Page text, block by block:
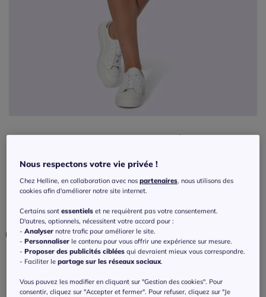
Jupe en jean avec poches arrière et ourlet
Couleur :bleu blanchi
Taille :
Veuillez sélectionner une taille
Nous respectons votre vie privée !
Chez Helline, en collaboration avec nospartenaires, nous utilisons des
cookies afin d'améliorer notre site internet.
Certains sontessentiels et ne requièrent pas votre consentement.
D'autres, optionnels, nécessitent votre accord pour :
-Analyser notre trafic pour améliorer le site.
-Personnaliser le contenu pour vous offrir une expérience sur mesure.
-Proposer des publicités ciblées qui devraient mieux vous correspondre.
- Faciliter lepartage sur les réseaux sociaux.
Vous pouvez les modifier en cliquant sur "Gestion des cookies". Pour
consentir, cliquez sur "Accepter et fermer". Pour refuser, cliquez sur "Je